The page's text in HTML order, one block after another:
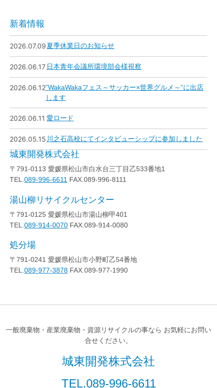
新着情報
2026.07.09夏季休業日のお知らせ
2026.06.17 日本青年会議所環境部会様視察
2026.06.12”WakaWakaフェス～サッカー×世界グルメ～”に出店
します
2026.06.11 愛ロード
2026.05.15 川之石高校にてインタビューシップに参加しました
城東開発株式会社
〒791-0113 愛媛県松山市白水台三丁目乙533番地1
TEL. 089-996-6611 FAX.089-996-8111
湯山柳リサイクルセンター
〒791-0125 愛媛県松山市湯山柳甲401
TEL. 089-914-0070 FAX.089-914-0080
処分場
〒791-0241 愛媛県松山市小野町乙54番地
TEL. 089-977-3878 FAX.089-977-1990
一般廃棄物・産業廃棄物・資源リサイクルの事なら お気軽にお問い
合せください。
城東開発株式会社
TEL.089-996-6611